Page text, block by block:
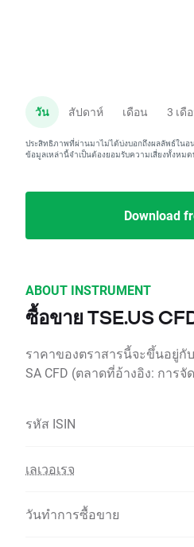
วัน สัปดาห์ เดือน 3 เดื
ประสิทธิภาพที่ผ่านมาไม่ได้บ่งบอกถึงผลลัพธ์ใน
ข้อมูลเหล่านี้จำเป็นต้องยอมรับความเสี่ยงทั้งหม
Download
ABOUT INSTRUMENT
ซื้อขาย TSE.US
ราคาของตราสารนี้จะขึ้นอยู่กั
SA CFD (ตลาดที่อ้างอิง: การจั
รหัส ISIN
เลเวอเรจ
วันทำการซื้อขาย